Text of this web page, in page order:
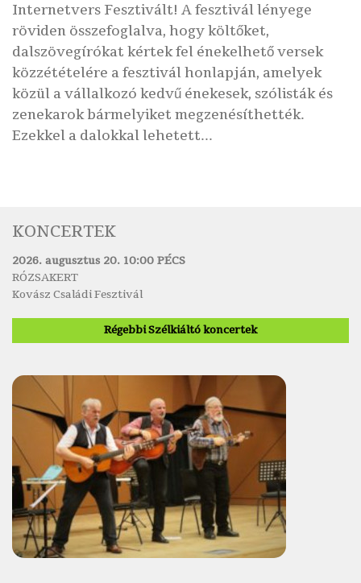
Internetvers Fesztivált! A fesztivál lényege
röviden összefoglalva, hogy költőket,
dalszövegírókat kértek fel énekelhető versek
közzétételére a fesztivál honlapján, amelyek
közül a vállalkozó kedvű énekesek, szólisták és
zenekarok bármelyiket megzenésíthették.
Ezekkel a dalokkal lehetett...
KONCERTEK
2026. augusztus 20. 10:00 PÉCS
RÓZSAKERT
Kovász Családi Fesztivál
Régebbi Szélkiáltó koncertek